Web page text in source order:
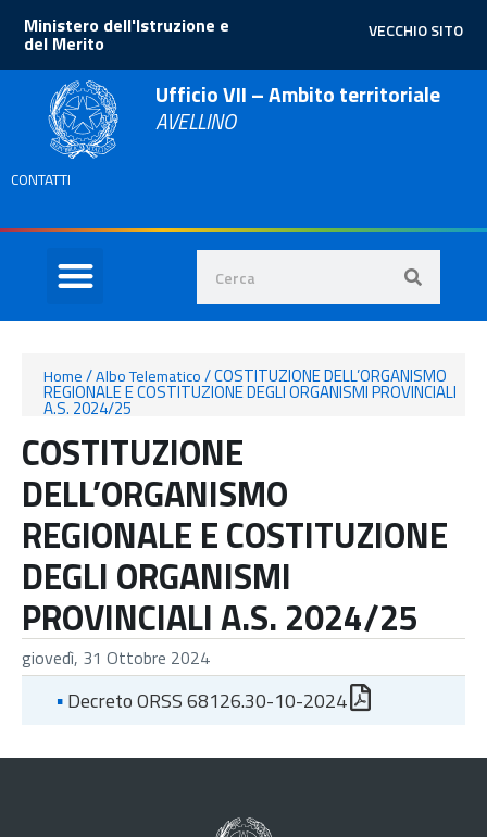
VECCHIO SITO
Ministero dell'Istruzione e
del Merito
Ufficio VII – Ambito territoriale
AVELLINO
CONTATTI
Home/Albo Telematico/COSTITUZIONE DELL’ORGANISMO
REGIONALE E COSTITUZIONE DEGLI ORGANISMI PROVINCIALI
A.S. 2024/25
COSTITUZIONE
DELL’ORGANISMO
REGIONALE E COSTITUZIONE
DEGLI ORGANISMI
PROVINCIALI A.S. 2024/25
giovedì, 31 Ottobre 2024
▪Decreto ORSS 68126.30-10-2024